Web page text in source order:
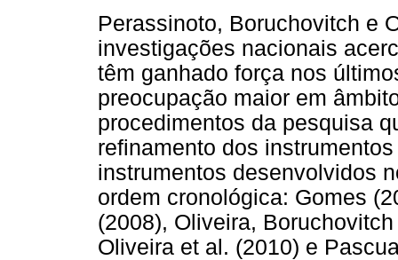
Perassinoto, Boruchovitch e
investigações nacionais
têm ganhado força nos
preocupação maior em
procedimentos da pesquisa
refinamento dos
instrumentos desenvolvidos
ordem cronológica: Gomes
(2008), Oliveira,
Oliveira et al. (2010) e